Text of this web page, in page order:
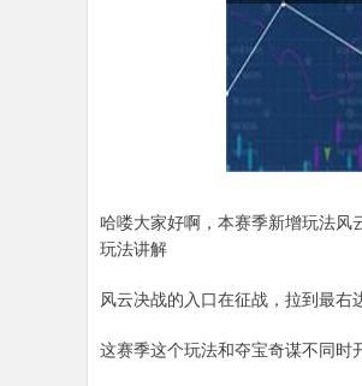
哈喽大家好啊，本赛季新增玩法风
玩法讲解
风云决战的入口在征战，拉到最右
这赛季这个玩法和夺宝奇谋不同时